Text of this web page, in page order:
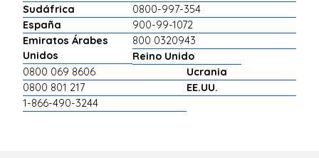
Sudáfrica
0800-997-354
España
900-99-1072
Emiratos Árabes
Unidos
800 0320943
Reino Unido
0800 069 8606
Ucrania
0800 801 217
EE.UU.
1-866-490-3244